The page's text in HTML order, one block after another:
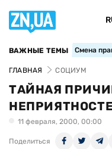
ВАЖНЫЕ ТЕМЫ Смена
ГЛАВНАЯ СОЦИУМ
ТАЙНАЯ
11 февраля, 2000, 00:00
Поделиться